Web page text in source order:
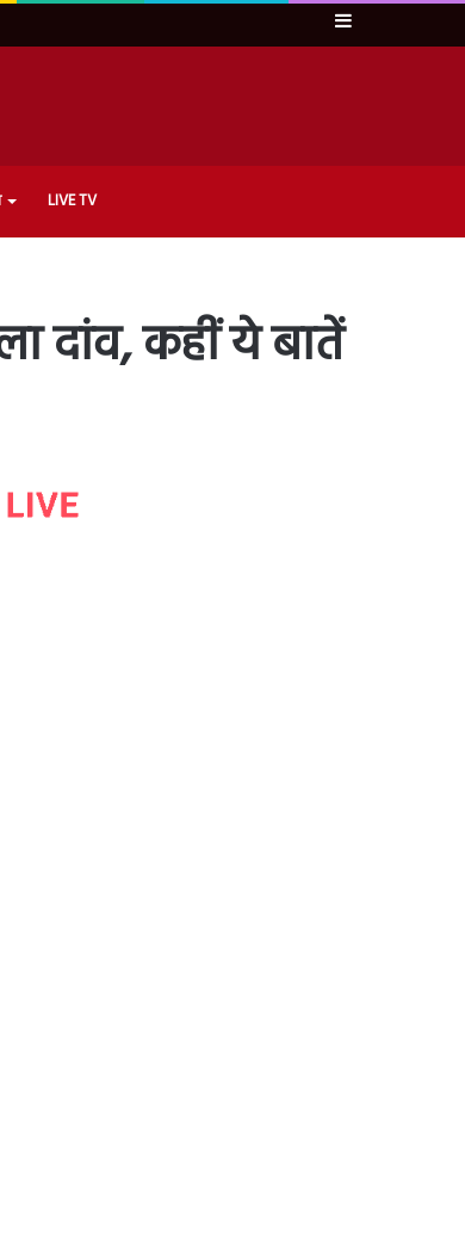
Sidebar
LIVE TV
दांव, कहीं ये बातें